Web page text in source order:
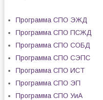
Программа СПО ЭЖД
Программа СПО ПСЖД
Программа СПО СОБД
Программа СПО СЭПС
Программа СПО ИСТ
Программа СПО ЭП
Программа СПО УиА